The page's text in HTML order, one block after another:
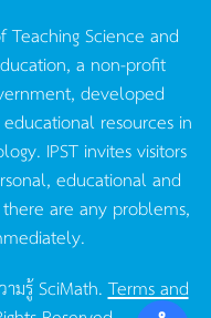
Science and
a non-profit
developed
resources in
IPST invites visitors
educational and
are any problems,
ามรู้ SciMath.Terms and